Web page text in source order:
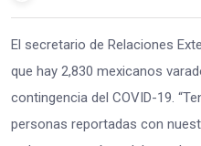
El secretario de Relaciones
que hay 2,830 mexicanos
contingencia del COVID-19.
personas reportadas con